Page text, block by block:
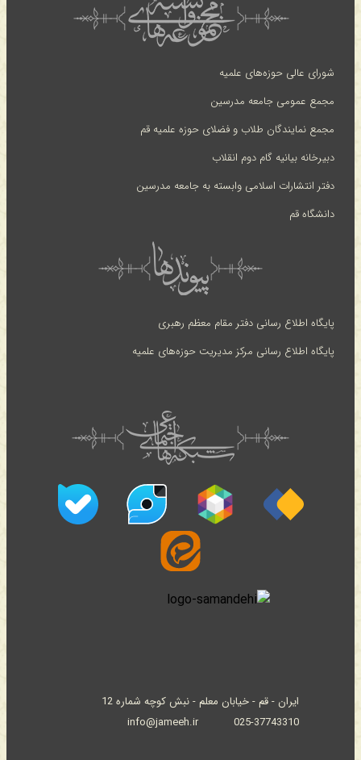
شورای عالی حوزه‌های علمیه
مجمع عمومی جامعه مدرسین
مجمع نمایندگان طلاب و فضلای حوزه علمیه قم
دبیرخانه بیانیه گام دوم انقلاب
دفتر انتشارات اسلامی وابسته به جامعه مدرسین
دانشگاه قم
پایگاه اطلاع رسانی دفتر مقام معظم رهبری
پایگاه اطلاع رسانی مرکز مدیریت حوزه‌های علمیه
ایران - قم - خیابان معلم - نبش کوچه شماره 12
025-37743310
info@jameeh.ir